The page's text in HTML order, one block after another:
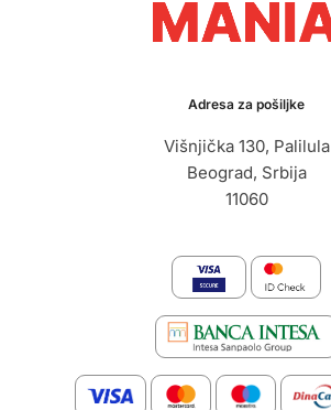
Adresa za pošiljke
Višnjička 130, Palilula
Beograd, Srbija
11060